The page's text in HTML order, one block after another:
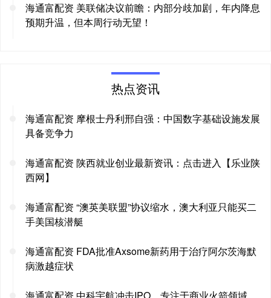
海通富配资 美联储决议前瞻：内部分歧加剧，年内降息
预期升温，但本周行动无望！
热点资讯
海通富配资 摩根士丹利邢自强：中国数字基础设施发展
具备竞争力
海通富配资 陕西就业创业最新资讯：点击进入【乐业陕
西网】
海通富配资 “澳英美联盟”协议缩水，澳大利亚只能买二
手美国核潜艇
海通富配资 FDA批准Axsome新药用于治疗阿尔茨海默
病激越症状